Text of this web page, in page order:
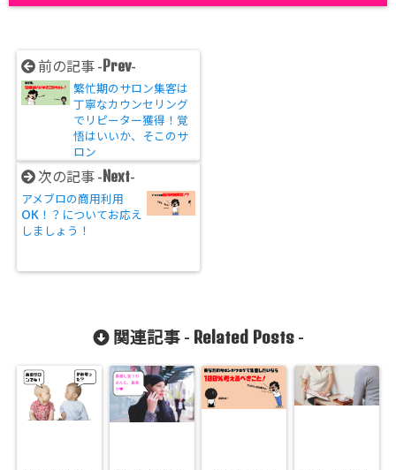
前の記事 - Prev-
繁忙期のサロン集客は
丁寧なカウンセリング
でリピーター獲得！覚
悟はいいか、そこのサ
ロン
次の記事 - Next-
アメブロの商用利用
OK！？についてお応え
しましょう！
関連記事 - Related Posts-